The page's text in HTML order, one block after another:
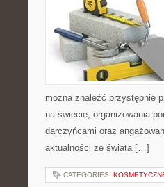
można znaleźć przystępnie
na świecie, organizowania
darczyńcami oraz
aktualności ze świata […]
CATEGORIES: